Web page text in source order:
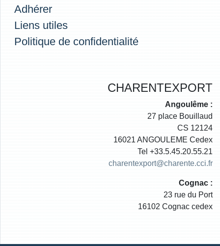
Adhérer
Liens utiles
Politique de confidentialité
CHARENTEXPORT
Angoulême :
27 place Bouillaud
CS 12124
16021 ANGOULEME Cedex
Tel +33.5.45.20.55.21
charentexport@charente.cci.fr
Cognac :
23 rue du Port
16102 Cognac cedex